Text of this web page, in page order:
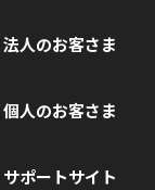
法人のお客さま
個人のお客さま
サポートサイト